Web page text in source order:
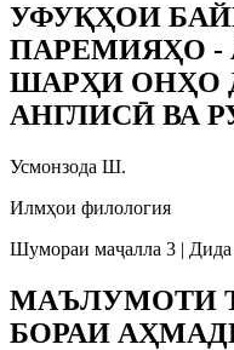
УФУҚҲОИ
ПАРЕМИЯҲО -
ШАРҲИ ОНҲО
АНГЛИСӢ ВА
Усмонзода Ш.
Илмҳои филология
Шумораи маҷалла 3 |
МАЪЛУМОТИ
БОРАИ